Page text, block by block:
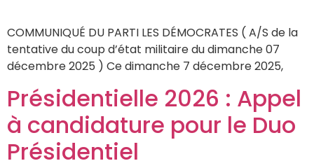
COMMUNIQUÉ DU PARTI LES DÉMOCRATES ( A/S de la
tentative du coup d’état militaire du dimanche 07
décembre 2025 ) Ce dimanche 7 décembre 2025,
Présidentielle 2026 : Appel
à candidature pour le Duo
Présidentiel